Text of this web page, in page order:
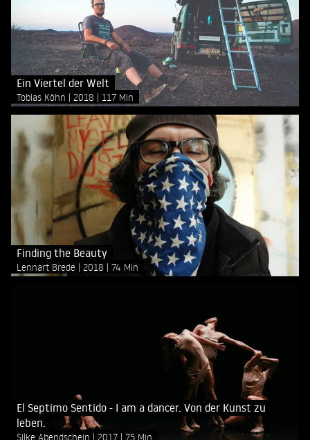
Ein Viertel der Welt
Tobias Köhn 2018 117 Min
Finding the Beauty
Lennart Brede 2018 74 Min
El Septimo Sentido - I am a dancer. Von der Kunst zu
leben.
Silke Abendschein 2017 75 Min